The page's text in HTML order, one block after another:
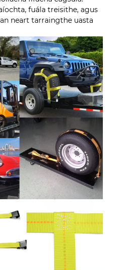
fuála treisithe, agus
neart tarraingthe uasta